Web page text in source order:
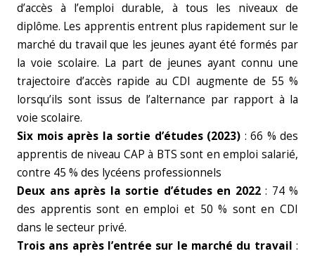
d’accès à l’emploi durable, à tous les niveaux de
diplôme. Les apprentis entrent plus rapidement sur le
marché du travail que les jeunes ayant été formés par
la voie scolaire. La part de jeunes ayant connu une
trajectoire d’accès rapide au CDI augmente de 55 %
lorsqu’ils sont issus de l’alternance par rapport à la
voie scolaire.
Six mois après la sortie d’études (2023) : 66 % des
apprentis de niveau CAP à BTS sont en emploi salarié,
contre 45 % des lycéens professionnels
Deux ans après la sortie d’études en 2022: 74 %
des apprentis sont en emploi et 50 % sont en CDI
dans le secteur privé.
Trois ans après l’entrée sur le marché du travail :